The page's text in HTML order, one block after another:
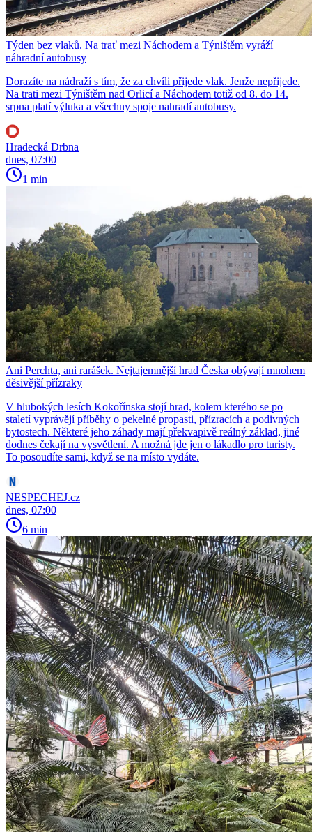
Týden bez vlaků. Na trať mezi Náchodem a Týništěm vyráží
náhradní autobusy
Dorazíte na nádraží s tím, že za chvíli přijede vlak. Jenže nepřijede.
Na trati mezi Týništěm nad Orlicí a Náchodem totiž od 8. do 14.
srpna platí výluka a všechny spoje nahradí autobusy.
Hradecká Drbna
dnes, 07:00
1 min
Ani Perchta, ani rarášek. Nejtajemnější hrad Česka obývají mnohem
děsivější přízraky
V hlubokých lesích Kokořínska stojí hrad, kolem kterého se po
staletí vyprávějí příběhy o pekelné propasti, přízracích a podivných
bytostech. Některé jeho záhady mají překvapivě reálný základ, jiné
dodnes čekají na vysvětlení. A možná jde jen o lákadlo pro turisty.
To posoudíte sami, když se na místo vydáte.
NESPECHEJ.cz
dnes, 07:00
6 min